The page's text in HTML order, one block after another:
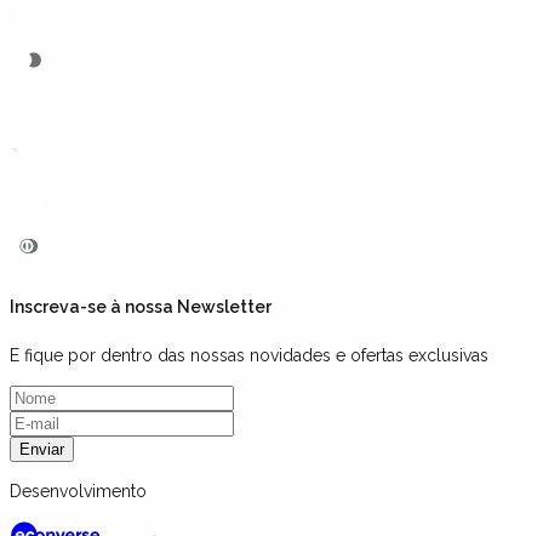
Inscreva-se à nossa Newsletter
E fique por dentro das nossas novidades e ofertas exclusivas
Enviar
Desenvolvimento